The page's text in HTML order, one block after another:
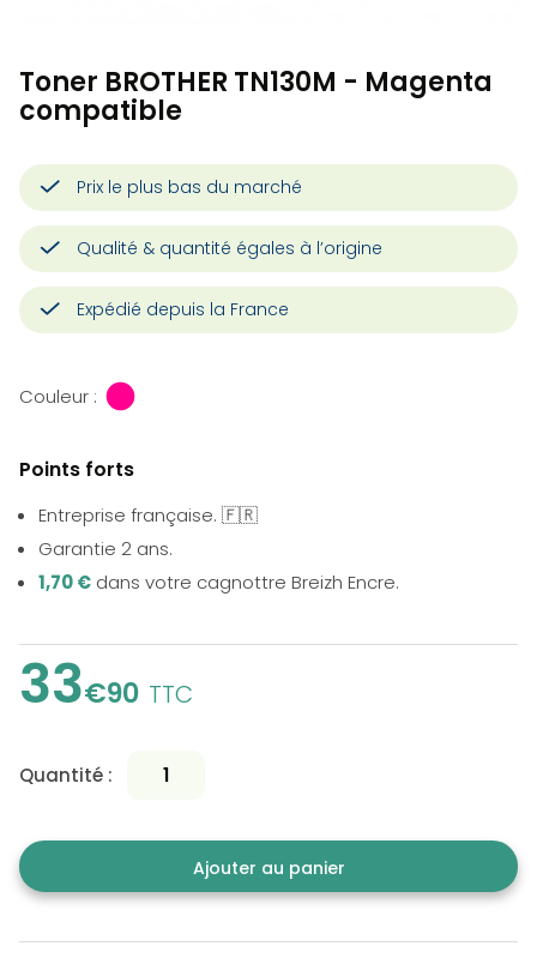
Toner BROTHER TN130M - Magenta
compatible
Prix le plus bas du marché
Qualité & quantité égales à l’origine
Expédié depuis la France
Couleur :
Points forts
Entreprise française. 🇫🇷
Garantie 2 ans.
1,70 € dans votre cagnottre Breizh Encre.
33€90 TTC
Quantité :
Ajouter au panier